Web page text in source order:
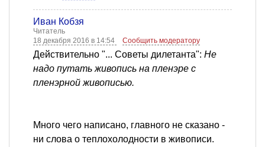
Иван Кобзя
Читатель
18 декабря 2016 в 14:54
Сообщить модератору
Действительно "... Советы дилетанта": Не
надо путать живопись на пленэре с
пленэрной живописью.
Много чего написано, главного не сказано -
ни слова о теплохолодности в живописи.